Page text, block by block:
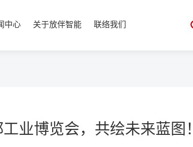
中心 关于放伴智能 联络我们
业博览会，共绘未来蓝图！